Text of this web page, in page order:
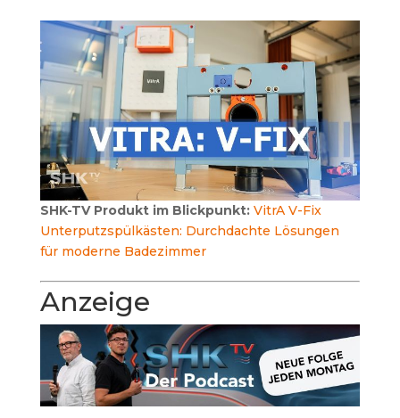
SHK-TV Produkt im Blickpunkt: VitrA V-Fix
Unterputzspülkästen: Durchdachte Lösungen
für moderne Badezimmer
Anzeige